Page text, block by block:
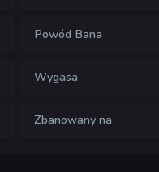
Powód Bana
Wygasa
Zbanowany na